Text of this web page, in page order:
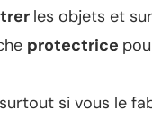
les objets et
protectrice
surtout si vous le